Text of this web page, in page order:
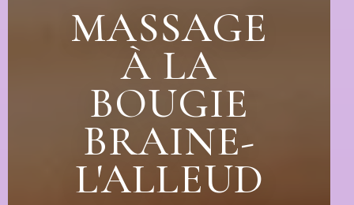
MASSAGE
À LA
BOUGIE
BRAINE-
L'ALLEUD